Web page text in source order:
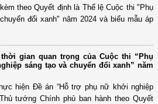
theo Quyết định là Thể lệ Cuộc thi "Phụ
đổi xanh" năm 2024 và biểu mẫu áp
gian quan trọng của Cuộc thi “Phụ
sáng tạo và chuyển đổi xanh” năm
hiện Đề án “Hỗ trợ phụ nữ khởi nghiệp
tướng Chính phủ ban hành theo Quyết